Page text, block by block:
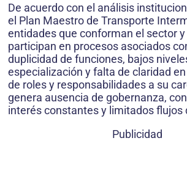
De acuerdo con el análisis
el Plan Maestro de Transporte
entidades que conforman el sector
participan en procesos asociados
duplicidad de funciones, bajos
especialización y falta de claridad
de roles y responsabilidades a su
genera ausencia de gobernanza,
interés constantes y limitados flujos
Publicidad